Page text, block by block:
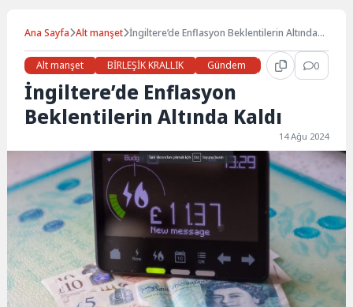
Ana Sayfa Alt manşet İngiltere’de Enflasyon Beklentilerin Altında
Alt manşet
BİRLEŞİK KRALLIK Gündem Haberler 0
İngiltere’de Enflasyon
Beklentilerin Altında Kaldı
14 Ağu 2024